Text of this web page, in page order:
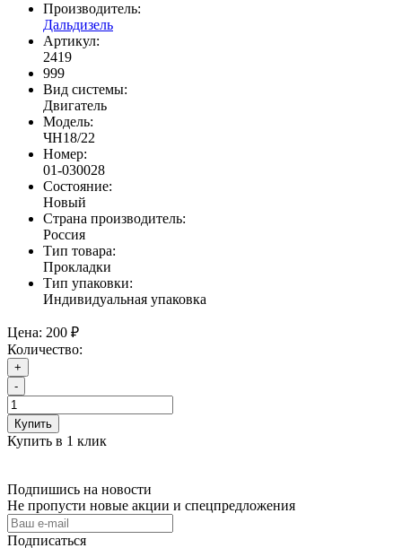
Производитель:
Дальдизель
Артикул:
2419
999
Вид системы:
Двигатель
Модель:
ЧН18/22
Номер:
01-030028
Состояние:
Новый
Страна производитель:
Россия
Тип товара:
Прокладки
Тип упаковки:
Индивидуальная упаковка
Цена: 200 ₽
Количество:
+
-
Купить
Купить в 1 клик
Подпишись на новости
Не пропусти новые акции и спецпредложения
Подписаться